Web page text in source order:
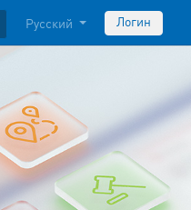
Русский Логин